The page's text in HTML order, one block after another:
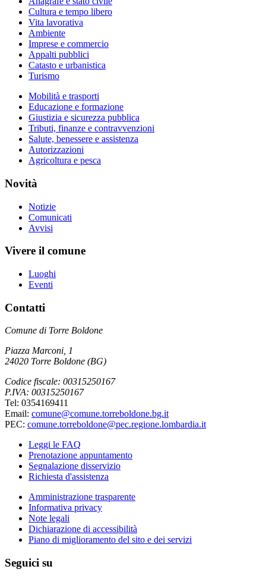
Cultura e tempo libero
Vita lavorativa
Ambiente
Imprese e commercio
Appalti pubblici
Catasto e urbanistica
Turismo
Mobilità e trasporti
Educazione e formazione
Giustizia e sicurezza pubblica
Tributi, finanze e contravvenzioni
Salute, benessere e assistenza
Autorizzazioni
Agricoltura e pesca
Novità
Notizie
Comunicati
Avvisi
Vivere il comune
Luoghi
Eventi
Contatti
Comune di Torre Boldone
Piazza Marconi, 1
24020 Torre Boldone (BG)
Codice fiscale: 00315250167
P.IVA: 00315250167
Tel: 0354169411
Email: comune@comune.torreboldone.bg.it
PEC: comune.torreboldone@pec.regione.lombardia.it
Leggi le FAQ
Prenotazione appuntamento
Segnalazione disservizio
Richiesta d'assistenza
Amministrazione trasparente
Informativa privacy
Note legali
Dichiarazione di accessibilità
Piano di miglioramento del sito e dei servizi
Seguici su